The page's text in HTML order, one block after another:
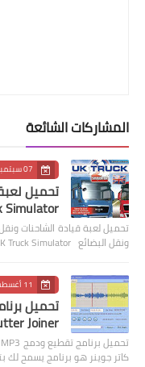
المشاركات الشائعة
07 سبتمبر 2014
تحميل
Simulator
ونقل البضائع UK Truck Simulator …
11 أغسطس 2014
Joiner
كاتر جوينر هو برنامج يسمح